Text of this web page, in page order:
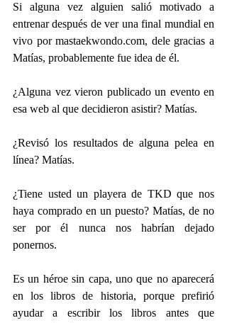
Si alguna vez alguien salió motivado a
entrenar después de ver una final mundial en
vivo por mastaekwondo.com, dele gracias a
Matías, probablemente fue idea de él.
¿Alguna vez vieron publicado un evento en
esa web al que decidieron asistir? Matías.
¿Revisó los resultados de alguna pelea en
línea? Matías.
¿Tiene usted un playera de TKD que nos
haya comprado en un puesto? Matías, de no
ser por él nunca nos habrían dejado
ponernos.
Es un héroe sin capa, uno que no aparecerá
en los libros de historia, porque prefirió
ayudar a escribir los libros antes que